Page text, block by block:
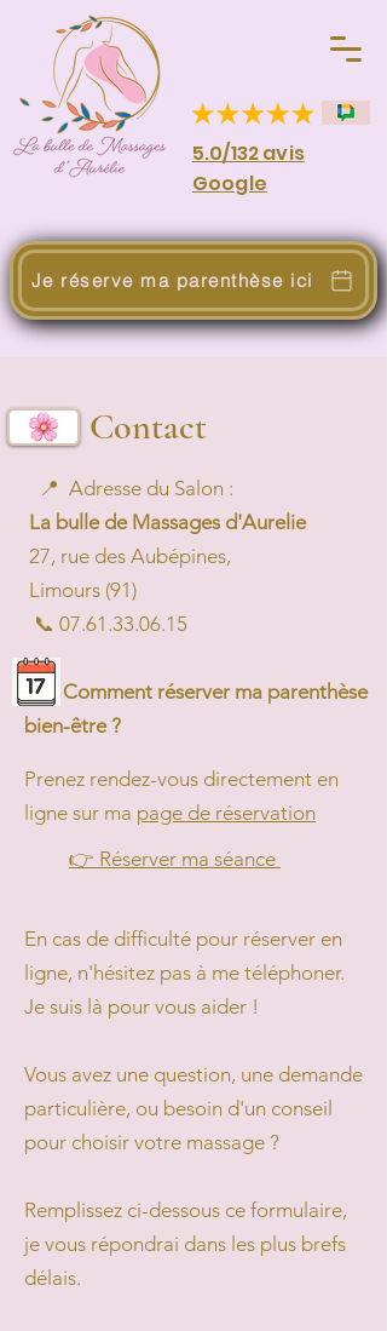
5.0/132 avis
Google
Je réserve ma parenthèse ici
Contact
📍 Adresse du Salon :
La bulle de Massages d'Aurelie
27, rue des Aubépines,
Limours (91)
📞 07.61.33.06.15
​ Comment réserver ma parenthèse
bien-être ?
Prenez rendez-vous directement en
ligne sur ma page de réservation
👉 Réserver ma séance
En cas de difficulté pour réserver en
ligne, n'hésitez pas à me téléphoner.
Je suis là pour vous aider !
Vous avez une question, une demande
particulière, ou besoin d'un conseil
pour choisir votre massage ?
Remplissez ci-dessous ce formulaire,
je vous répondrai dans les plus brefs
délais.